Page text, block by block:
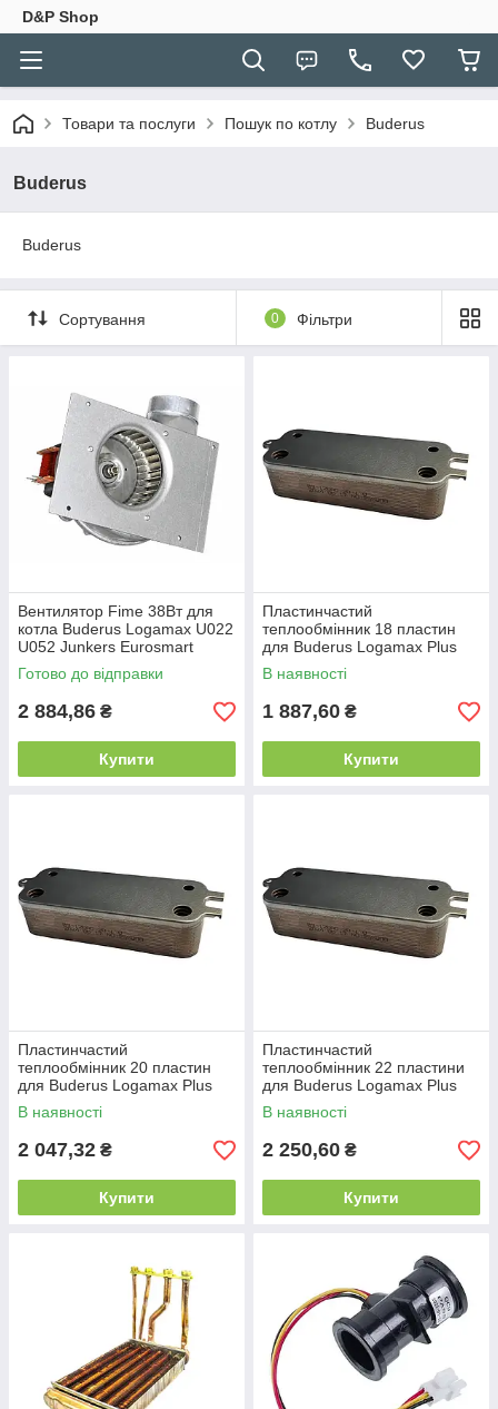
D&P Shop
Товари та послуги Пошук по котлу Buderus
Buderus
Buderus
Сортування 0 Фільтри
Вентилятор Fime 38Вт для
котла Buderus Logamax U022
U052 Junkers Eurosmart
8716143201
Готово до відправки
2 884,86 ₴
Купити
Пластинчастий
теплообмінник 18 пластин
для Buderus Logamax Plus
GB042-22/GB042-22K,
Logamax U072-12K/U072-24K
В наявності
1 887,60 ₴
Купити
Пластинчастий
теплообмінник 20 пластин
для Buderus Logamax Plus
GB042-22/GB042-22K та
Logamax U072-12K/U072-24K
В наявності
2 047,32 ₴
Купити
Пластинчастий
теплообмінник 22 пластини
для Buderus Logamax Plus
GB042-22/GB042-22K та
Logamax U072-12K/U072-24K
В наявності
2 250,60 ₴
Купити